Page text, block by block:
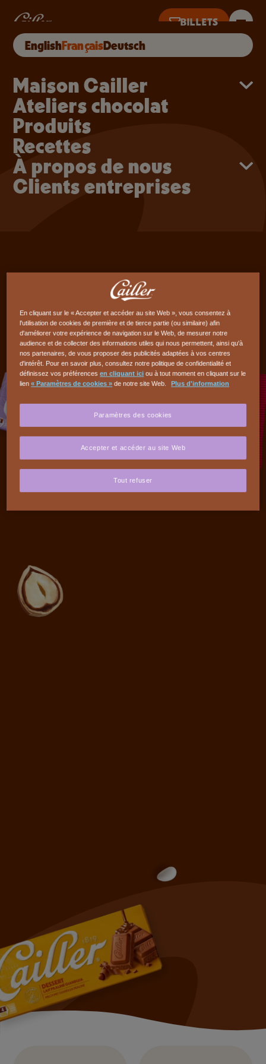
Chocolats Cailler: Nos
EnglishFrançaisDeutsch
Maison Cailler
Ateliers chocolat
Produits
Recettes
À propos de nous
Clients entreprises
BILLETS
DE 10H À 18H · DERNIÈRES VENTES À 17H
Nos
Produits
ACHETER EN LIGNE
En cliquant sur le « Accepter et accéder au site Web », vous consentez à
l'utilisation de cookies de première et de tierce partie (ou similaire) afin
d'améliorer votre expérience de navigation sur le Web, de mesurer notre
audience et de collecter des informations utiles qui nous permettent, ainsi qu'à
nos partenaires, de vous proposer des publicités adaptées à vos centres
d'intérêt. Pour en savoir plus, consultez notre politique de confidentialité et
définissez vos préférencesen cliquant ici ou à tout moment en cliquant sur le
lien« Paramètres de cookies » de notre site Web. Plus d'information
Paramètres des cookies
Tout refuser
Accepter et accéder au site Web